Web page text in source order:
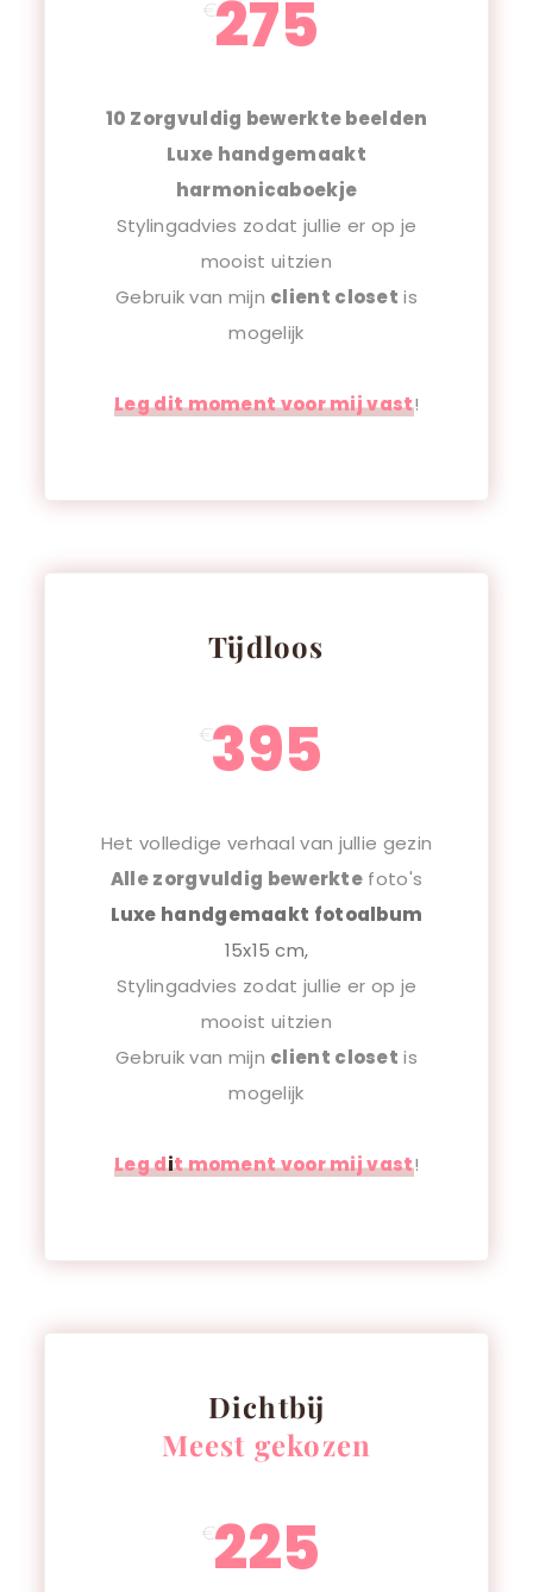
€275
10 Zorgvuldig bewerkte beelden
Luxe handgemaakt
harmonicaboekje
Stylingadvies zodat jullie er op je
mooist uitzien
Gebruik van mijn client closet is
mogelijk
Leg dit moment voor mij vast!
Tijdloos
€395
Het volledige verhaal van jullie gezin
Alle zorgvuldig bewerkte foto's
Luxe handgemaakt fotoalbum
15x15 cm,
Stylingadvies zodat jullie er op je
mooist uitzien
Gebruik van mijn client closet is
mogelijk
Leg dit moment voor mij vast!
Dichtbij
Meest gekozen
€225